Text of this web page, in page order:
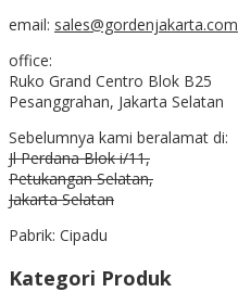
email: sales@gordenjakarta.com
office:
Ruko Grand Centro Blok B25
Pesanggrahan, Jakarta Selatan
Sebelumnya kami beralamat di:
Jl Perdana Blok i/11,
Petukangan Selatan,
Jakarta Selatan
Pabrik: Cipadu
Kategori Produk